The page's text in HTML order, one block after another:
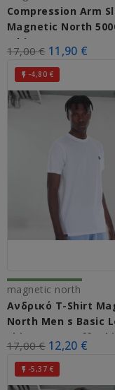
Compression Arm
Magnetic North
White
17,00 € 11,90 €
 -4,80 €
magnetic north
Ανδρικό T-Shirt
North Men s Basic
Shirt 50031 (Off
17,00 € 12,20 €
 -5,37 €